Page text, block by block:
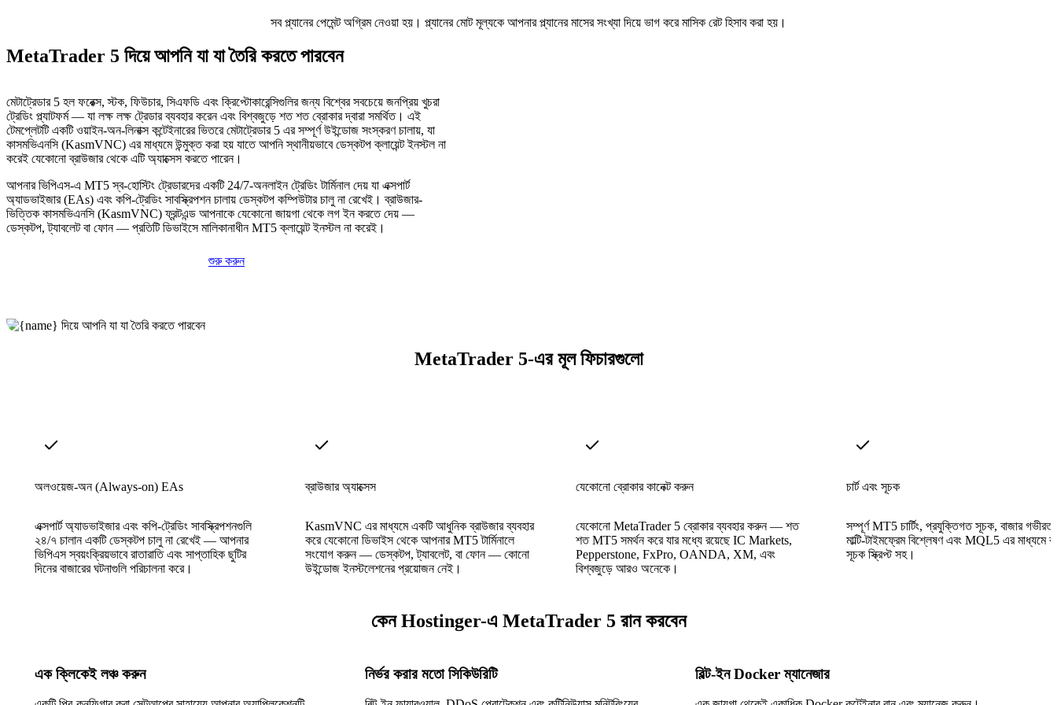
সব প্ল্যানের পেমেন্ট অগ্রিম নেওয়া হয়। প্ল্যানের মোট মূল্যকে আপনার প্ল্যানের মাসের সংখ্যা দিয়ে ভাগ করে মাসিক রেট হিসাব করা হয়।
MetaTrader 5 দিয়ে আপনি যা যা তৈরি করতে পারবেন
মেটাট্রেডার 5 হল ফরেক্স, স্টক, ফিউচার, সিএফডি এবং ক্রিপ্টোকারেন্সিগুলির জন্য বিশ্বের সবচেয়ে জনপ্রিয় খুচরা
ট্রেডিং প্ল্যাটফর্ম — যা লক্ষ লক্ষ ট্রেডার ব্যবহার করেন এবং বিশ্বজুড়ে শত শত ব্রোকার দ্বারা সমর্থিত। এই
টেমপ্লেটটি একটি ওয়াইন-অন-লিনাক্স কন্টেইনারের ভিতরে মেটাট্রেডার 5 এর সম্পূর্ণ উইন্ডোজ সংস্করণ চালায়, যা
কাসমভিএনসি (KasmVNC) এর মাধ্যমে উন্মুক্ত করা হয় যাতে আপনি স্থানীয়ভাবে ডেস্কটপ ক্লায়েন্ট ইনস্টল না
করেই যেকোনো ব্রাউজার থেকে এটি অ্যাক্সেস করতে পারেন।
আপনার ভিপিএস-এ MT5 স্ব-হোস্টিং ট্রেডারদের একটি 24/7-অনলাইন ট্রেডিং টার্মিনাল দেয় যা এক্সপার্ট
অ্যাডভাইজার (EAs) এবং কপি-ট্রেডিং সাবস্ক্রিপশন চালায় ডেস্কটপ কম্পিউটার চালু না রেখেই। ব্রাউজার-
ভিত্তিক কাসমভিএনসি (KasmVNC) ফ্রন্টএন্ড আপনাকে যেকোনো জায়গা থেকে লগ ইন করতে দেয় —
ডেস্কটপ, ট্যাবলেট বা ফোন — প্রতিটি ডিভাইসে মালিকানাধীন MT5 ক্লায়েন্ট ইনস্টল না করেই।
শুরু করুন
MetaTrader 5-এর মূল ফিচারগুলো
অলওয়েজ-অন (Always-on) EAs
এক্সপার্ট অ্যাডভাইজার এবং কপি-ট্রেডিং সাবস্ক্রিপশনগুলি
২৪/৭ চালান একটি ডেস্কটপ চালু না রেখেই — আপনার
ভিপিএস স্বয়ংক্রিয়ভাবে রাতারাতি এবং সাপ্তাহিক ছুটির
দিনের বাজারের ঘটনাগুলি পরিচালনা করে।
ব্রাউজার অ্যাক্সেস
KasmVNC এর মাধ্যমে একটি আধুনিক ব্রাউজার ব্যবহার
করে যেকোনো ডিভাইস থেকে আপনার MT5 টার্মিনালে
সংযোগ করুন — ডেস্কটপ, ট্যাবলেট, বা ফোন — কোনো
উইন্ডোজ ইনস্টলেশনের প্রয়োজন নেই।
যেকোনো ব্রোকার কানেক্ট করুন
যেকোনো MetaTrader 5 ব্রোকার ব্যবহার করুন — শত
শত MT5 সমর্থন করে যার মধ্যে রয়েছে IC Markets,
Pepperstone, FxPro, OANDA, XM, এবং
বিশ্বজুড়ে আরও অনেকে।
চার্ট এবং সূচক
সম্পূর্ণ MT5 চার্টিং, প্রযুক্তিগত সূচক, বাজার
মাল্টি-টাইমফ্রেম বিশ্লেষণ এবং MQL5 এর মাধ্যমে
সূচক স্ক্রিপ্ট সহ।
কেন Hostinger-এ MetaTrader 5 রান করবেন
এক ক্লিকেই লঞ্চ করুন নির্ভর করার মতো সিকিউরিটি বিল্ট-ইন Docker ম্যানেজার